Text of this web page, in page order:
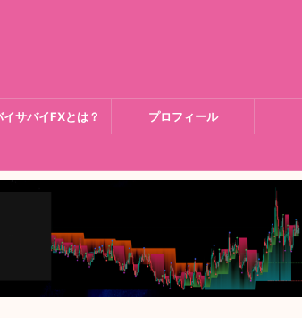
イサバイFXとは？ プロフィール